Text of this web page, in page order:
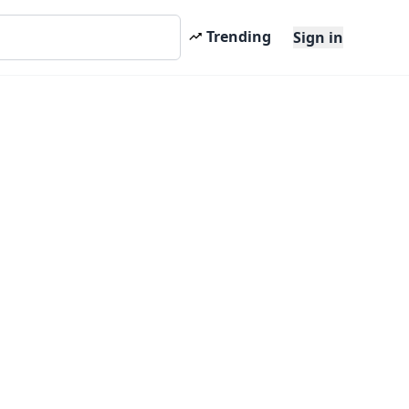
Trending Sign in